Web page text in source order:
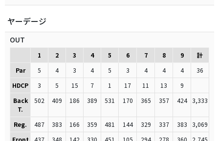
ヤーデージ
OUT
1 2 3 4 5 6 7 8 9
計
Par
5 4 3 4 5 3 4 4 4
36
HDCP
3 5 15 7 1 17 11 13
9
Back
T.
502 409 186 389 531 170 365 357 424 3,333
Reg. 487 383 166 359 481 144 329 337 383
3,069
Front
437 348 142 330 451 105 294 278 360
2,745